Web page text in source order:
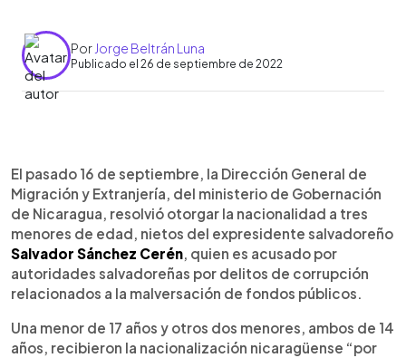
Por Jorge Beltrán Luna
Publicado el 26 de septiembre de 2022
► Escuchar artículo
El pasado 16 de septiembre, la Dirección General de
Migración y Extranjería, del ministerio de Gobernación
de Nicaragua, resolvió otorgar la nacionalidad a tres
menores de edad, nietos del expresidente salvadoreño
Salvador Sánchez Cerén, quien es acusado por
autoridades salvadoreñas por delitos de corrupción
relacionados a la malversación de fondos públicos.
Una menor de 17 años y otros dos menores, ambos de 14
años, recibieron la nacionalización nicaragüense “por